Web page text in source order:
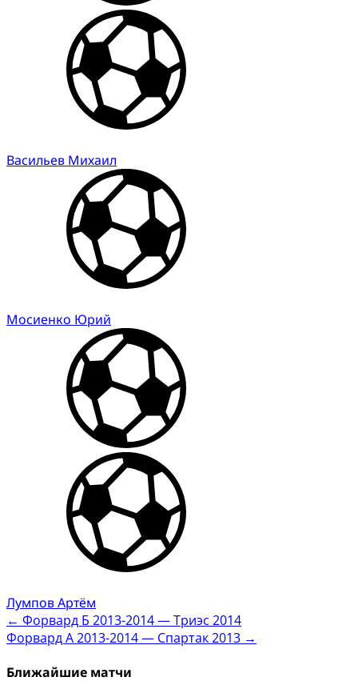
Васильев Михаил
Мосиенко Юрий
Лумпов Артём
Post
navigation
← Форвард Б 2013-2014 — Триэс 2014
Форвард А 2013-2014 — Спартак 2013 →
Ближайшие матчи